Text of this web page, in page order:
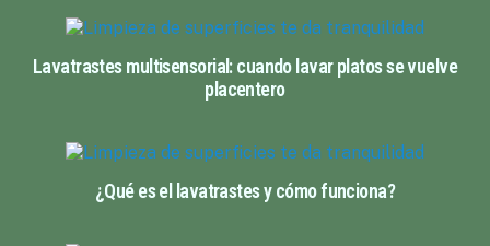
Lavatrastes multisensorial: cuando lavar platos se vuelve
placentero
¿Qué es el lavatrastes y cómo funciona?